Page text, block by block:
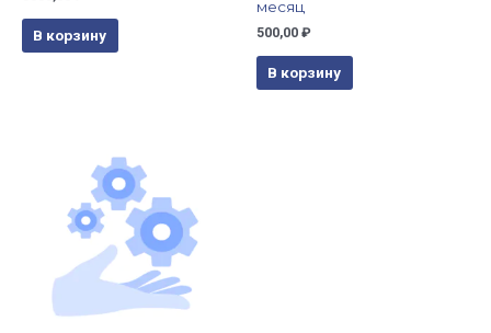
В корзину
месяц
500,00 ₽
В корзину